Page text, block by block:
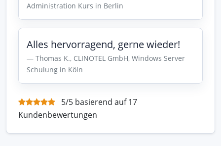
Administration Kurs in Berlin
Alles hervorragend, gerne wieder!
Thomas K., CLINOTEL GmbH, Windows Server
Schulung in Köln
5/5 basierend auf 17
Kundenbewertungen